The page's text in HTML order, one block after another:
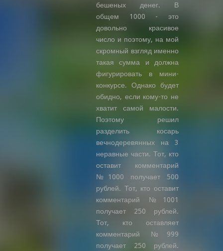
бешеных денег. В
общем 1000 - это
довольно красивое
число и поэтому, на мой
скромный взгляд именно
такая сумма и должна
фигурировать в мини-
конкурсе. Однако будет
обидно, если кому-то не
хватит самой малости.
Поэтому решил
разделить косарь
вечнодеревянных на 3
неравные части. Тот, кто
оставит комментарий
№1000 получает 500
рублей. Тот, кто оставит
комментарий №1001
получает 250 рублей.
Тот, кто оставляет
комментарий №999
получает 250 рублей.